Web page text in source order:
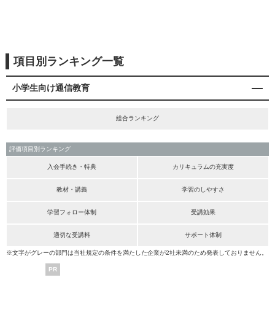
項目別ランキング一覧
小学生向け通信教育
総合ランキング
評価項目別ランキング
入会手続き・特典 カリキュラムの充実度
教材・講義 学習のしやすさ
学習フォロー体制 受講効果
適切な受講料 サポート体制
※文字がグレーの部門は当社規定の条件を満たした企業が2社未満のため発表しておりません。
PR